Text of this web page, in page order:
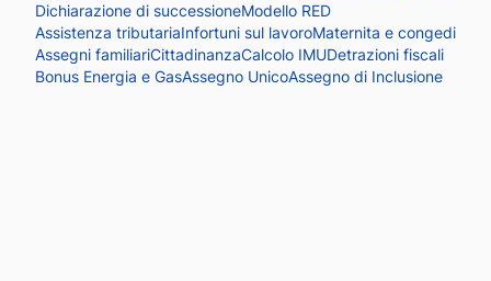
Dichiarazione di successioneModello RED
Assistenza tributariaInfortuni sul lavoroMaternita e congedi
Assegni familiariCittadinanzaCalcolo IMUDetrazioni fiscali
Bonus Energia e GasAssegno UnicoAssegno di Inclusione